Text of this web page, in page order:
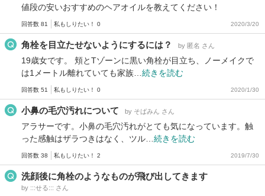
値段の安いおすすめのヘアオイルを教えてください！
回答数 81 私もしりたい！ 0 2020/3/20
角栓を目立たせないようにするには？ by 匿名 さん
19歳女です。 頬とTゾーンに黒い角栓が目立ち、ノーメイクで
は1メートル離れていても家族… 続きを読む
回答数 51 私もしりたい！ 0 2020/1/30
小鼻の毛穴汚れについて by そばみん さん
アラサーです。小鼻の毛穴汚れがとても気になっています。触
った感触はザラつきはなく、ツル… 続きを読む
回答数 38 私もしりたい！ 2 2019/7/30
洗顔後に角栓のようなものが飛び出してきます
by :::せる::: さん